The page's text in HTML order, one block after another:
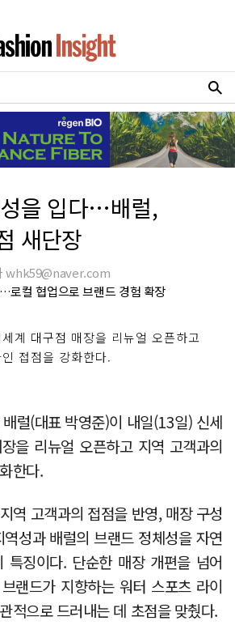
을 입다…배럴,
새단장
whk59@naver.com
로컬 협업으로 브랜드 경험 확장
계 대구점 매장을 리뉴얼 오픈하고
접점을 강화한다.
럴(대표 박영준)이 내일(13일) 신세
을 리뉴얼 오픈하고 지역 고객과의
한다.
역 고객과의 접점을 반영, 매장 구성
성과 배럴의 브랜드 정체성을 자연
특징이다. 단순한 매장 개편을 넘어
랜드가 지향하는 워터 스포츠 라이
적으로 드러내는 데 초점을 맞췄다.